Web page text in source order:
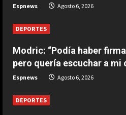
3 Agosto 6, 2026
4
diciembre,
mi cuerpo”
Agosto 6, 2026
Espnews Agosto 6, 2026
DEPORTES
Modric: “Podía haber
pero quería escuchar a mi
Espnews Agosto 6, 2026
DEPORTES